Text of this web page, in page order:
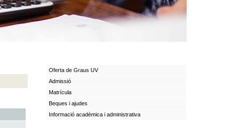
Oferta de Graus UV
Admissió
Matrícula
Beques i ajudes
Informació acadèmica i administrativa